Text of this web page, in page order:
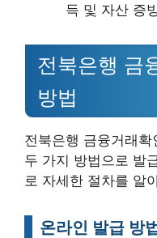
득 및 자산 증
전북은행 금
방법
전북은행 금융거래
두 가지 방법으로 발
로 자세한 절차를 알
온라인 발급 방